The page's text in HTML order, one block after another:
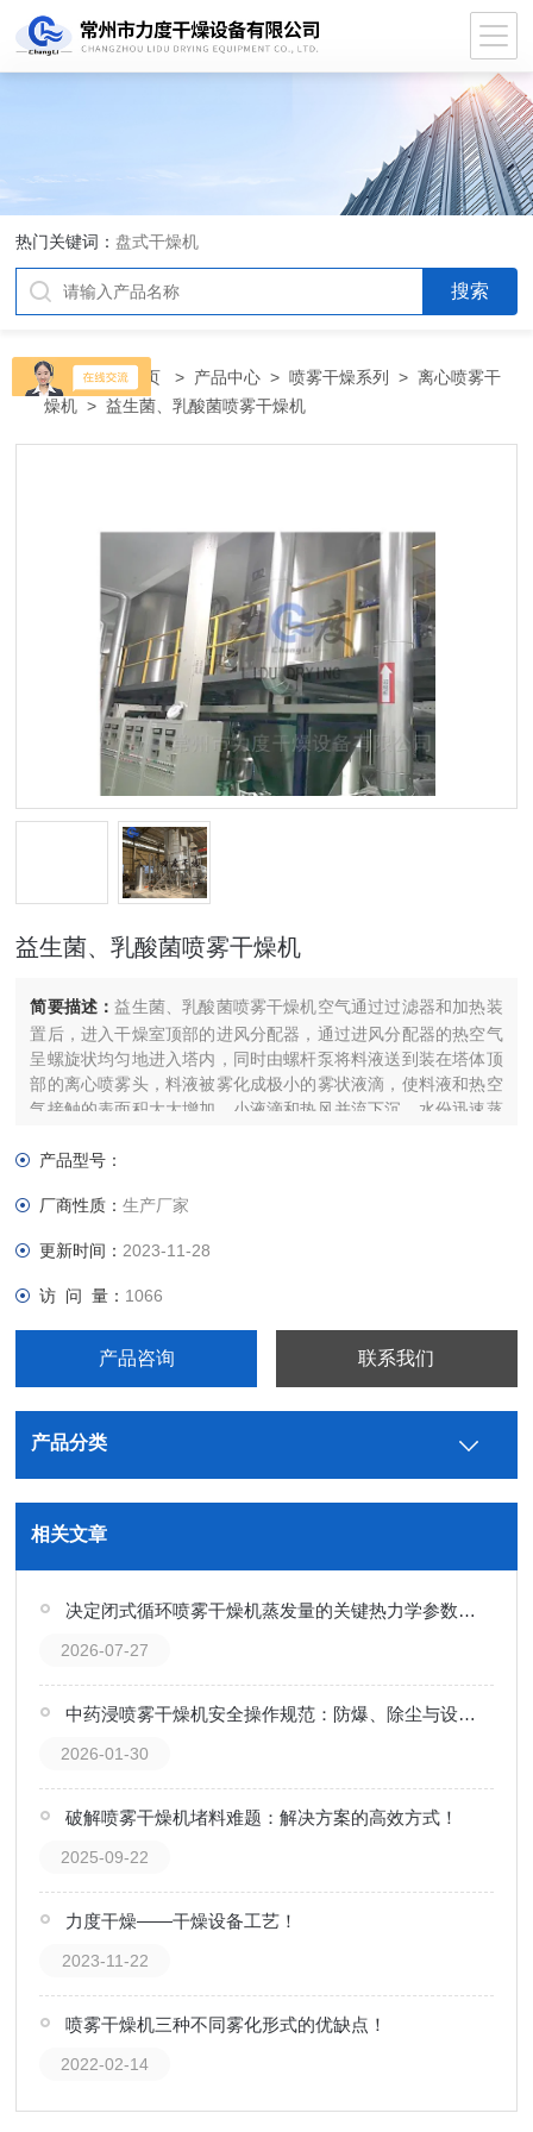
热门关键词： 盘式干燥机
当前位置：首页 > 产品中心 >喷雾干燥系列 >离心喷雾干
燥机 > 益生菌、乳酸菌喷雾干燥机
益生菌、乳酸菌喷雾干燥机
简要描述：益生菌、乳酸菌喷雾干燥机空气通过过滤器和加热装
置后，进入干燥室顶部的进风分配器，通过进风分配器的热空气
呈螺旋状均匀地进入塔内，同时由螺杆泵将料液送到装在塔体顶
部的离心喷雾头，料液被雾化成极小的雾状液滴，使料液和热空
气接触的表面积大大增加，小液滴和热风并流下沉，水份迅速蒸
集，废气排至外界。
产品型号：
厂商性质：生产厂家
更新时间： 2023-11-28
访 问 量： 1066
产品咨询 联系我们
产品分类
相关文章
决定闭式循环喷雾干燥机蒸发量的关键热力学参数解读
2026-07-27
中药浸喷雾干燥机安全操作规范：防爆、除尘与设备安全运行要点
2026-01-30
破解喷雾干燥机堵料难题：解决方案的高效方式！
2025-09-22
力度干燥——干燥设备工艺！
2023-11-22
喷雾干燥机三种不同雾化形式的优缺点！
2022-02-14